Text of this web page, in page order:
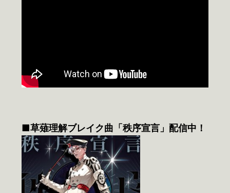
■草薙理解ブレイク曲「秩序宣言」配信中！